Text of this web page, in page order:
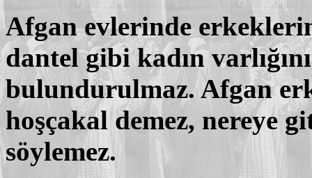
Afgan evlerinde
dantel gibi kadın
bulundurulmaz. Afgan
hoşçakal demez, nereye
söylemez.